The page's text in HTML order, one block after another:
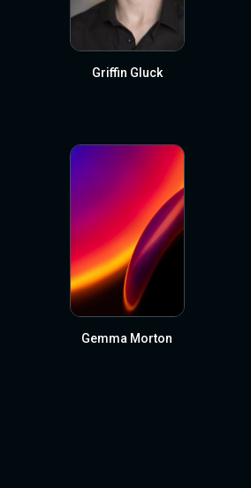
Griffin Gluck
Gemma Morton